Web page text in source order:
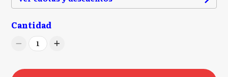
Cantidad
1